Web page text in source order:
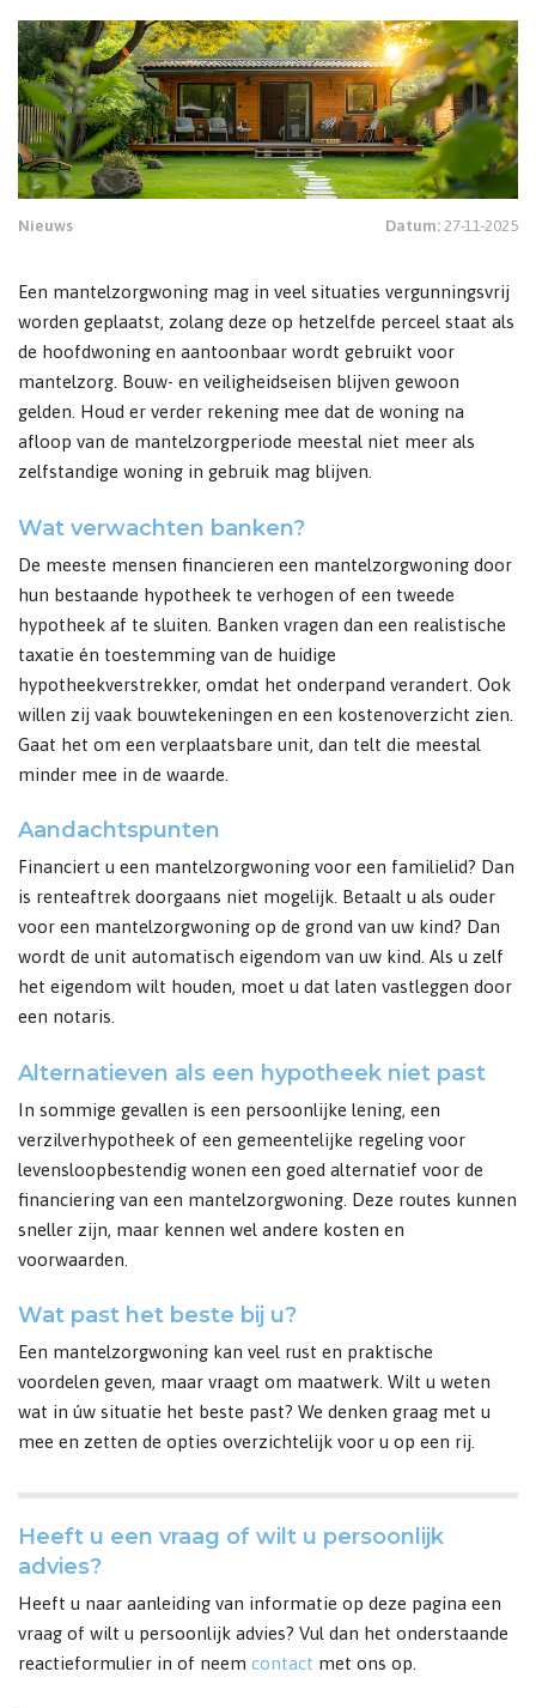
Nieuws Datum:27-11-2025
Een mantelzorgwoning mag in veel situaties vergunningsvrij
worden geplaatst, zolang deze op hetzelfde perceel staat als
de hoofdwoning en aantoonbaar wordt gebruikt voor
mantelzorg. Bouw- en veiligheidseisen blijven gewoon
gelden. Houd er verder rekening mee dat de woning na
afloop van de mantelzorgperiode meestal niet meer als
zelfstandige woning in gebruik mag blijven.
Wat verwachten banken?
De meeste mensen financieren een mantelzorgwoning door
hun bestaande hypotheek te verhogen of een tweede
hypotheek af te sluiten. Banken vragen dan een realistische
taxatie én toestemming van de huidige
hypotheekverstrekker, omdat het onderpand verandert. Ook
willen zij vaak bouwtekeningen en een kostenoverzicht zien.
Gaat het om een verplaatsbare unit, dan telt die meestal
minder mee in de waarde.
Aandachtspunten
Financiert u een mantelzorgwoning voor een familielid? Dan
is renteaftrek doorgaans niet mogelijk. Betaalt u als ouder
voor een mantelzorgwoning op de grond van uw kind? Dan
wordt de unit automatisch eigendom van uw kind. Als u zelf
het eigendom wilt houden, moet u dat laten vastleggen door
een notaris.
Alternatieven als een hypotheek niet past
In sommige gevallen is een persoonlijke lening, een
verzilverhypotheek of een gemeentelijke regeling voor
levensloopbestendig wonen een goed alternatief voor de
financiering van een mantelzorgwoning. Deze routes kunnen
sneller zijn, maar kennen wel andere kosten en
voorwaarden.
Wat past het beste bij u?
Een mantelzorgwoning kan veel rust en praktische
voordelen geven, maar vraagt om maatwerk. Wilt u weten
wat in úw situatie het beste past? We denken graag met u
mee en zetten de opties overzichtelijk voor u op een rij.
Heeft u een vraag of wilt u persoonlijk
advies?
Heeft u naar aanleiding van informatie op deze pagina een
vraag of wilt u persoonlijk advies? Vul dan het onderstaande
reactieformulier in of neem contact met ons op.